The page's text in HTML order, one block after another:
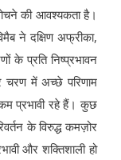
की आवश्यकता है।
ने दक्षिण अफ्रीका,
के प्रति निष्प्रभावन
चरण में अच्छे परिणाम
प्रभावी रहे हैं। कुछ
के विरुद्ध कमज़ोर
और शक्तिशाली हो